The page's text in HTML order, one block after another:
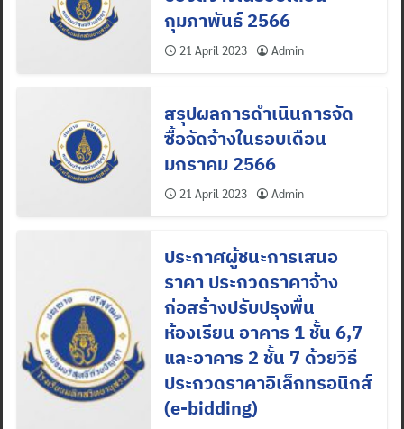
กุมภาพันธ์ 2566
21 April 2023 Admin
สรุปผลการดำเนินการจัด
ซื้อจัดจ้างในรอบเดือน
มกราคม 2566
21 April 2023 Admin
ประกาศผู้ชนะการเสนอ
ราคา ประกวดราคาจ้าง
ก่อสร้างปรับปรุงพื้น
ห้องเรียน อาคาร 1 ชั้น 6,7
และอาคาร 2 ชั้น 7 ด้วยวิธี
ประกวดราคาอิเล็กทรอนิกส์
(e-bidding)